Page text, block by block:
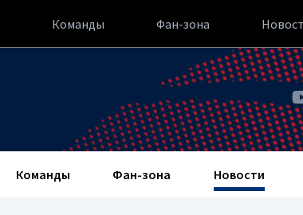
Команды Фан-зона
Команды Фан-зона Новости